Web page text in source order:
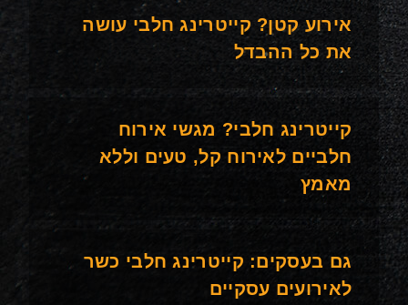
אירוע קטן? קייטרינג חלבי עושה
את כל ההבדל
קייטרינג חלבי? מגשי אירוח
חלביים לאירוח קל, טעים וללא
מאמץ
גם בעסקים: קייטרינג חלבי כשר
לאירועים עסקיים